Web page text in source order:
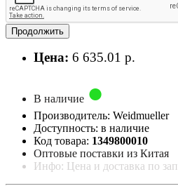
Продолжить
Цена: 6 635.01 р.
В наличие
Производитель: Weidmueller
Доступность: в наличие
Код товара: 1349800010
Оптовые поставки из Китая
Инфо: Цена и доставка по